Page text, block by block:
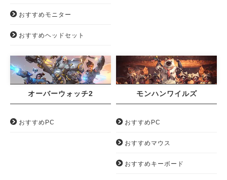
おすすめモニター
おすすめヘッドセット
オーバーウォッチ2
おすすめPC
モンハンワイルズ
おすすめPC
おすすめマウス
おすすめキーボード